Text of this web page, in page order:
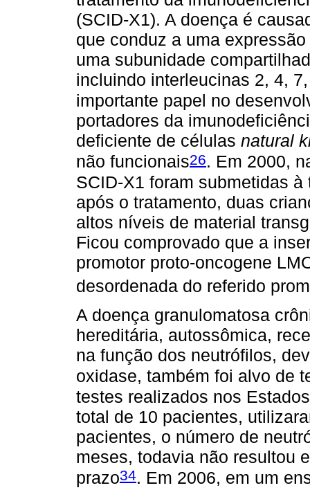
(SCID-X1). A doença é
que conduz a uma
uma subunidade
incluindo interleucinas 2, 4,
importante papel no
portadores da
deficiente de células natural
não funcionais26. Em 2000,
SCID-X1 foram submetidas
após o tratamento, duas
altos níveis de material
Ficou comprovado que a
promotor proto-oncogene
desordenada do referido
A doença granulomatosa
hereditária, autossômica,
na função dos neutrófilos,
oxidase, também foi alvo de
testes realizados nos
total de 10 pacientes,
pacientes, o número de
meses, todavia não resultou
prazo34. Em 2006, em um